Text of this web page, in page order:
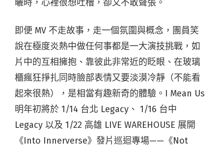
曬時，心裡很想吐槽，卻又不敢聲張。
即便 MV 不走故事，走一個氛圍與概念，團員笑
說在極度炎熱中做任何事都是一大演技挑戰，如
片中的互相擁抱、靠彼此非常近的眨眼、在玻璃
櫃瘋狂掙扎同時臉部表情又要淡漠冷靜（不能看
起來很熱），是相當有趣新奇的體驗。I Mean Us
明年初將於 1/14 台北 Legacy、 1/16 台中
Legacy 以及 1/22 高雄 LIVE WAREHOUSE 展開
《Into Innerverse》發片巡迴專場——《Not